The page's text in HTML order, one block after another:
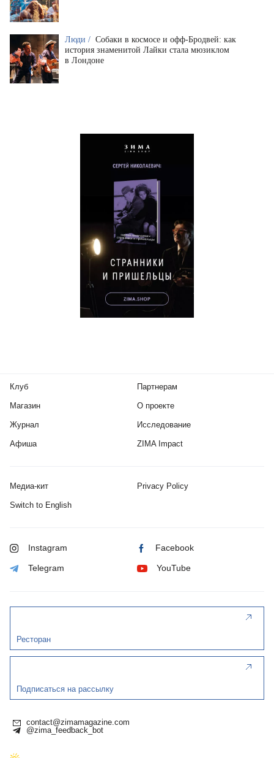
Люди / Собаки в космосе и офф-Бродвей: как
история знаменитой Лайки стала мюзиклом
в Лондоне
Клуб
Магазин
Журнал
Афиша
Партнерам
О проекте
Исследование
ZIMA Impact
Медиа-кит Privacy Policy
Switch to English
Instagram Facebook
Telegram YouTube
Ресторан
Подписаться на рассылку
contact@zimamagazine.com
@zima_feedback_bot